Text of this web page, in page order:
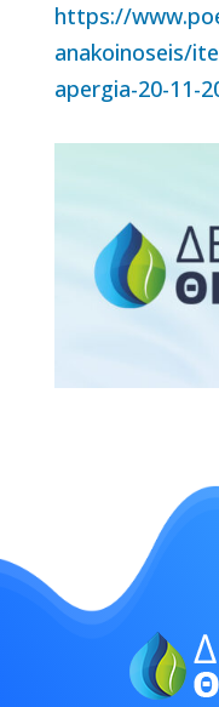
https://
anakoinoseis/
apergia-20-11-